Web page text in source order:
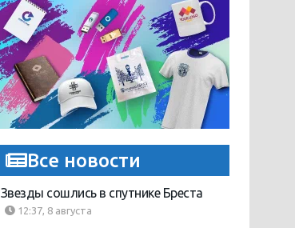
Все новости
Звезды сошлись в спутнике Бреста
12:37, 8 августа